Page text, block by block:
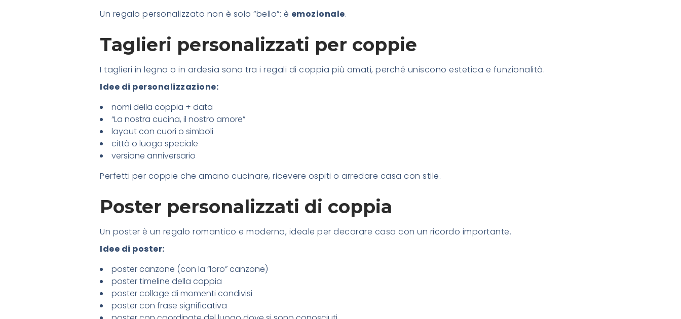
Un regalo personalizzato non è solo “bello”: è emozionale.
Taglieri personalizzati per coppie
I taglieri in legno o in ardesia sono tra i regali di coppia più amati, perché uniscono estetica e funzionalità.
Idee di personalizzazione:
nomi della coppia + data
“La nostra cucina, il nostro amore”
layout con cuori o simboli
città o luogo speciale
versione anniversario
Perfetti per coppie che amano cucinare, ricevere ospiti o arredare casa con stile.
Poster personalizzati di coppia
Un poster è un regalo romantico e moderno, ideale per decorare casa con un ricordo importante.
Idee di poster:
poster canzone (con la “loro” canzone)
poster timeline della coppia
poster collage di momenti condivisi
poster con frase significativa